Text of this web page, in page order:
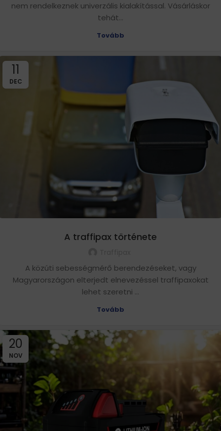
nem rendelkeznek univerzális kialakítással. Vásárláskor
tehát...
Tovább
11
DEC
A traffipax története
A közúti sebességmérő berendezéseket, vagy
Magyarországon elterjedt elnevezéssel traffipaxokat
lehet szeretni ...
Tovább
20
NOV